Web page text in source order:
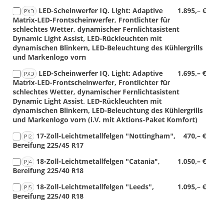
PXD 1.895,– €
LED-Scheinwerfer IQ. Light: Adaptive
Matrix-LED-Frontscheinwerfer, Frontlichter für
schlechtes Wetter, dynamischer Fernlichtasistent
Dynamic Light Assist, LED-Rückleuchten mit
dynamischen Blinkern, LED-Beleuchtung des Kühlergrills
und Markenlogo vorn
PXD 1.695,– €
LED-Scheinwerfer IQ. Light: Adaptive
Matrix-LED-Frontscheinwerfer, Frontlichter für
schlechtes Wetter, dynamischer Fernlichtasistent
Dynamic Light Assist, LED-Rückleuchten mit
dynamischen Blinkern, LED-Beleuchtung des Kühlergrills
und Markenlogo vorn (i.V. mit Aktions-Paket Komfort)
PI2 470,– €
17-Zoll-Leichtmetallfelgen "Nottingham",
Bereifung 225/45 R17
PJ4 1.050,– €
18-Zoll-Leichtmetallfelgen "Catania",
Bereifung 225/40 R18
PJ5 1.095,– €
18-Zoll-Leichtmetallfelgen "Leeds",
Bereifung 225/40 R18